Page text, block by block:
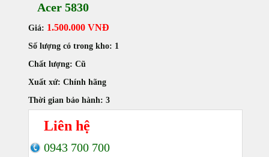
Acer 5830
Giá: 1.500.000 VNĐ
Số lượng có trong kho: 1
Chất lượng:Cũ
Xuất xứ:Chính hãng
Thời gian bảo hành:3
Liên hệ
0943 700 700